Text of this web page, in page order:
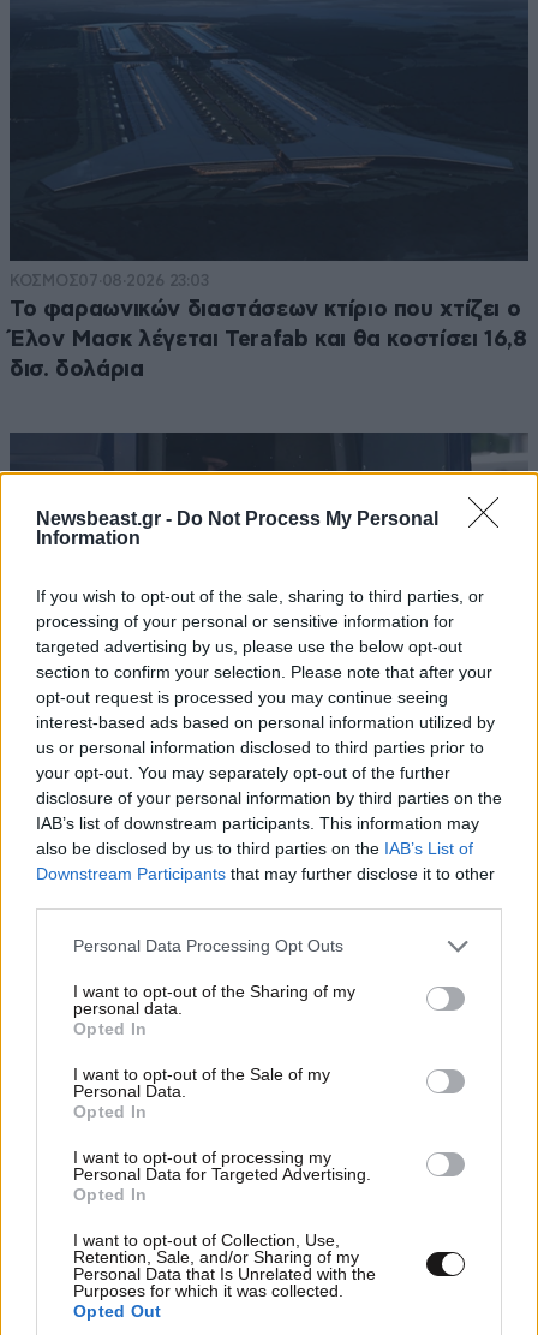
Newsbeast.gr - Do Not Process My Personal
Information
If you wish to opt-out of the sale, sharing to third parties, or
processing of your personal or sensitive information for
targeted advertising by us, please use the below opt-out
section to confirm your selection. Please note that after your
opt-out request is processed you may continue seeing
interest-based ads based on personal information utilized by
us or personal information disclosed to third parties prior to
your opt-out. You may separately opt-out of the further
disclosure of your personal information by third parties on the
IAB’s list of downstream participants. This information may
also be disclosed by us to third parties on the IAB’s List of
Downstream Participants that may further disclose it to other
Please note that this website/app uses one or more Google
not limited to your visit or usage behaviour. You may click to
grant or deny consent to Google and its third-party tags to
use your data for below specified purposes in below Google
consent section.
Personal Data Processing Opt Outs
I want to opt-out of the Sharing of my
personal data.
Opted In
I want to opt-out of the Sale of my
Personal Data.
Opted In
I want to opt-out of processing my
Personal Data for Targeted Advertising.
Opted In
I want to opt-out of Collection, Use,
Retention, Sale, and/or Sharing of my
Personal Data that Is Unrelated with the
Purposes for which it was collected.
Opted Out
ΚΟΣΜΟΣ07·08·2026 23:03
Το φαραωνικών διαστάσεων κτίριο που χτίζει ο
Έλον Μασκ λέγεται Terafab και θα κοστίσει 16,8
δισ. δολάρια
ΚΟΙΝΩΝΙΑ
Έγκλημα στη Marfin: «Δεν υπάρχει
ταυτοποίηση» λέει η πλευρά της 46χρονης – Τι
θα ισχυριστεί την Τρίτη στην απολογία της
ΕΛΛΑΔΑ08·08·2026 05:45
Εορτολόγιο: Ποιος γιορτάζει σήμερα 8